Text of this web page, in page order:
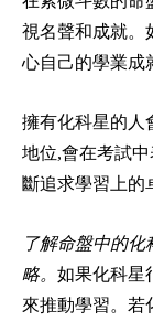
視名聲和成就。
心自己的學業成
擁有化科星的人
地位,會在考試
斷追求學習上的
了解命盤中的
略。 如果化科星
來推動學習。若